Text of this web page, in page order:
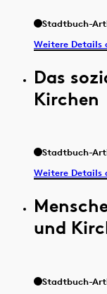
Stadtbuch-
Weitere Details
Das
Kirchen
Stadtbuch-
Weitere Details
und
Stadtbuch-